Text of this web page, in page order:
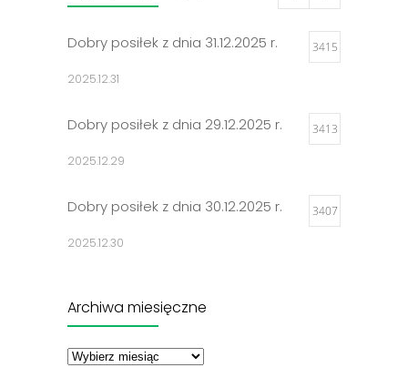
Dobry posiłek z dnia 31.12.2025 r. 3415
2025.12.31
Dobry posiłek z dnia 29.12.2025 r. 3413
2025.12.29
Dobry posiłek z dnia 30.12.2025 r. 3407
2025.12.30
2024.12.27
Dobry posiłek z dnia 23.12.2025 r.
Archiwa miesięczne
miesięczne